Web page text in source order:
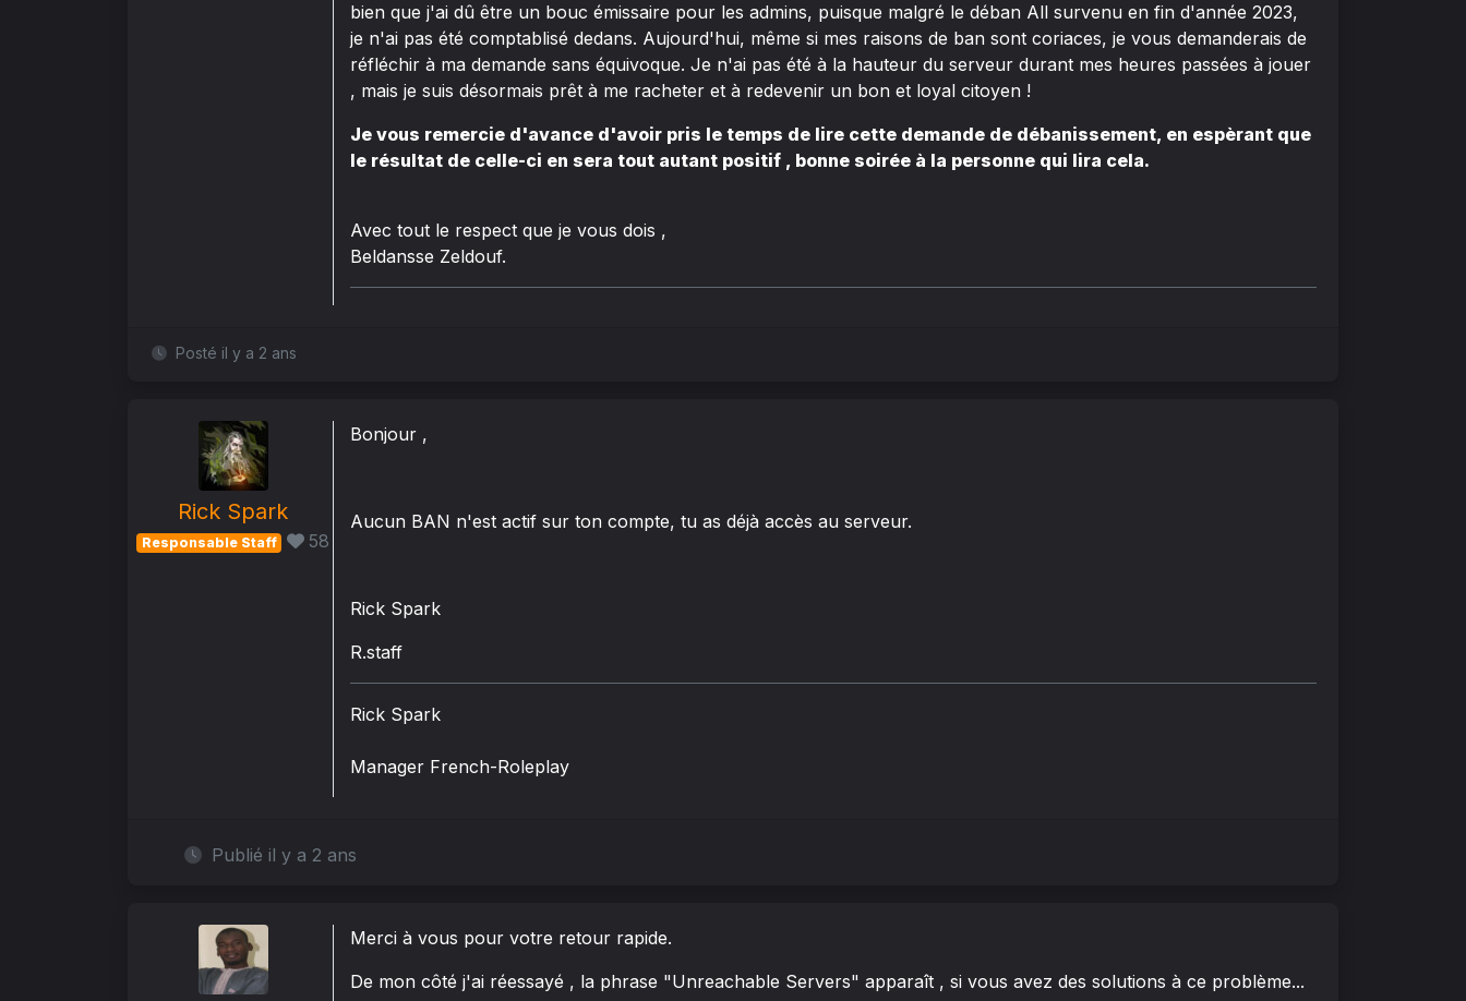
bien que j'ai dû être un bouc émissaire pour les admins, puisque malgré le déban All survenu en fin d'année 2023,
je n'ai pas été comptablisé dedans. Aujourd'hui, même si mes raisons de ban sont coriaces, je vous demanderais de
réfléchir à ma demande sans équivoque. Je n'ai pas été à la hauteur du serveur durant mes heures passées à jouer
, mais je suis désormais prêt à me racheter et à redevenir un bon et loyal citoyen !
Je vous remercie d'avance d'avoir pris le temps de lire cette demande de débanissement, en espèrant que
le résultat de celle-ci en sera tout autant positif , bonne soirée à la personne qui lira cela.
Avec tout le respect que je vous dois ,
Beldansse Zeldouf.
Posté il y a 2 ans
Rick Spark
Responsable Staff 58
Bonjour ,
Aucun BAN n'est actif sur ton compte, tu as déjà accès au serveur.
Rick Spark
R.staff
Rick Spark
Manager French-Roleplay
Publié il y a 2 ans
Merci à vous pour votre retour rapide.
De mon côté j'ai réessayé , la phrase "Unreachable Servers" apparaît , si vous avez des solutions à ce problème...